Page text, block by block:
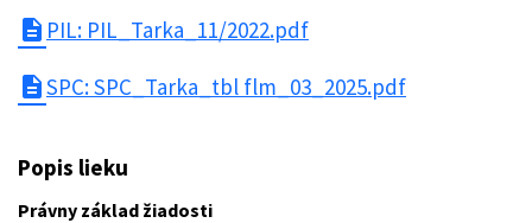
description PIL: PIL_Tarka_11/2022.pdf
descriptionSPC: SPC_Tarka_tbl flm_03_2025.pdf
Popis lieku
Právny základ žiadosti